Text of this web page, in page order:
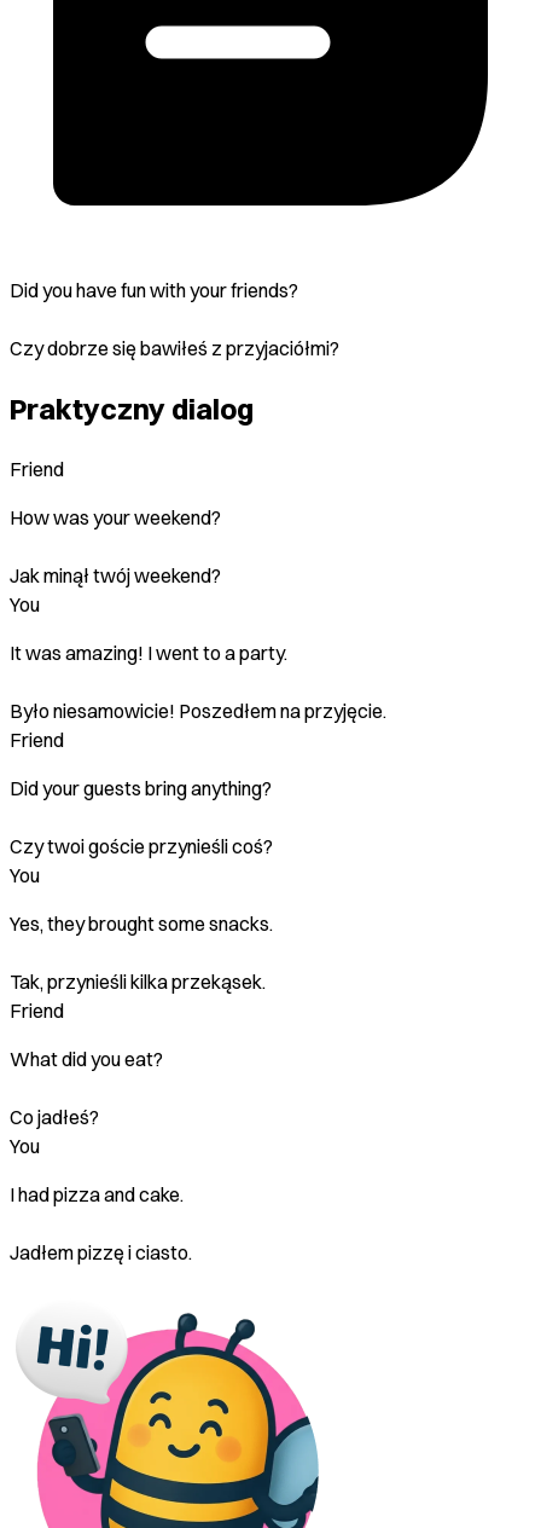
Did you have fun with your friends?
Czy dobrze się bawiłeś z przyjaciółmi?
Praktyczny dialog
Friend
How was your weekend?
Jak minął twój weekend?
You
It was amazing! I went to a party.
Było niesamowicie! Poszedłem na przyjęcie.
Friend
Did your guests bring anything?
Czy twoi goście przynieśli coś?
You
Yes, they brought some snacks.
Tak, przynieśli kilka przekąsek.
Friend
What did you eat?
Co jadłeś?
You
I had pizza and cake.
Jadłem pizzę i ciasto.